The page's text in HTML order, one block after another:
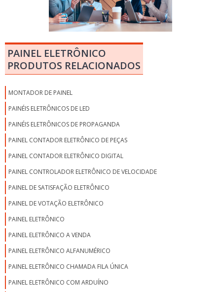
PAINEL ELETRÔNICO
PRODUTOS RELACIONADOS
MONTADOR DE PAINEL
PAINÉIS ELETRÔNICOS DE LED
PAINÉIS ELETRÔNICOS DE PROPAGANDA
PAINEL CONTADOR ELETRÔNICO DE PEÇAS
PAINEL CONTADOR ELETRÔNICO DIGITAL
PAINEL CONTROLADOR ELETRÔNICO DE VELOCIDADE
PAINEL DE SATISFAÇÃO ELETRÔNICO
PAINEL DE VOTAÇÃO ELETRÔNICO
PAINEL ELETRÔNICO
PAINEL ELETRÔNICO A VENDA
PAINEL ELETRÔNICO ALFANUMÉRICO
PAINEL ELETRÔNICO CHAMADA FILA ÚNICA
PAINEL ELETRÔNICO COM ARDUÍNO